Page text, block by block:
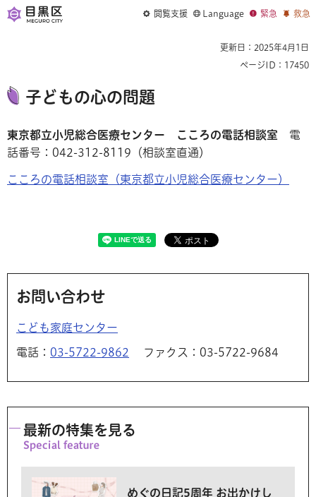
閲覧支援 Language 緊急 救急
更新日：2025年4月1日
ページID：17450
子どもの心の問題
東京都立小児総合医療センター こころの電話相談室 電
話番号：042-312-8119（相談室直通）
こころの電話相談室（東京都立小児総合医療センター）
お問い合わせ
こども家庭センター
電話： 03-5722-9862 ファクス：03-5722-9684
最新の特集を見る
めぐの日記5周年 お出かけし